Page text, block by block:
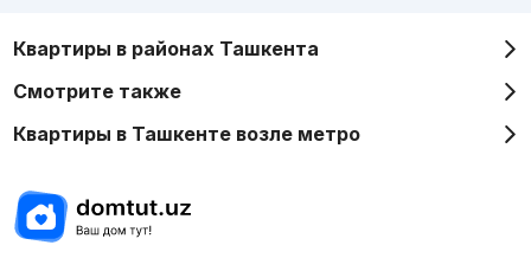
Квартиры в районах Ташкента
Смотрите также
Квартиры в Ташкенте возле метро